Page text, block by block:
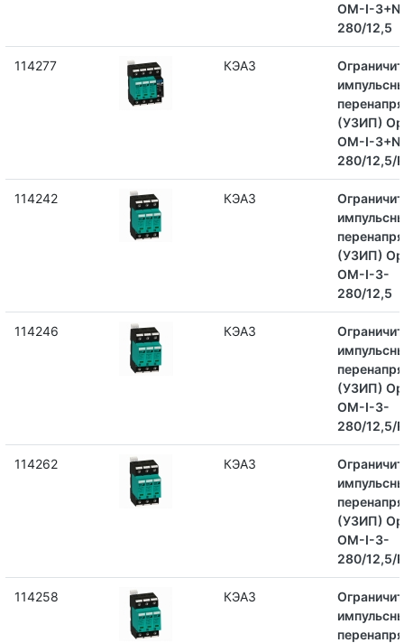
OM-I-
280/12,5
114277 КЭАЗ
(УЗИП)
OM-I-
280/12,5/R
114242 КЭАЗ
(УЗИП)
OM-I-3-
280/12,5
114246 КЭАЗ
(УЗИП)
OM-I-3-
280/12,5/R
114262 КЭАЗ
(УЗИП)
OM-I-3-
280/12,5/
114258 КЭАЗ